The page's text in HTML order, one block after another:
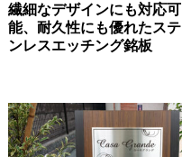
繊細なデザインにも対応可
能、耐久性にも優れたステ
ンレスエッチング銘板